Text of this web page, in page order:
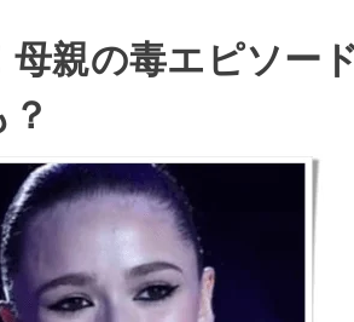
母親の毒エピソー